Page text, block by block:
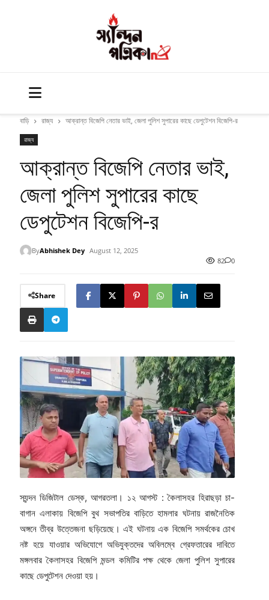
বাড়ি রাজ্য আক্রান্ত বিজেপি নেতার ভাই, জেলা পুলিশ সুপারের কাছে ডেপুটেশন বিজেপি-র
রাজ্য
আক্রান্ত বিজেপি নেতার ভাই,
জেলা পুলিশ সুপারের কাছে
ডেপুটেশন বিজেপি-র
ByAbhishek Dey August 12, 2025
82
0
Share
স্যন্দন ডিজিটাল ডেস্ক, আগরতলা। ১২ আগস্ট : কৈলাসহর হিরাছড়া চা-
বাগান এলাকায় বিজেপি বুথ সভাপতির বাড়িতে হামলার ঘটনায় রাজনৈতিক
অঙ্গনে তীব্র উত্তেজনা ছড়িয়েছে। এই ঘটনায় এক বিজেপি সমর্থকের চোখ
নষ্ট হয়ে যাওয়ার অভিযোগে অভিযুক্তদের অবিলম্বে গ্রেফতারের দাবিতে
মঙ্গলবার কৈলাসহর বিজেপি মন্ডল কমিটির পক্ষ থেকে জেলা পুলিশ সুপারের
কাছে ডেপুটেশন দেওয়া হয়।